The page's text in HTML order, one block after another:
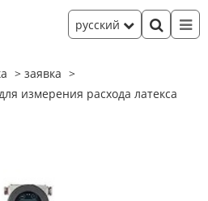
русский
заявка
измерения расхода латекса